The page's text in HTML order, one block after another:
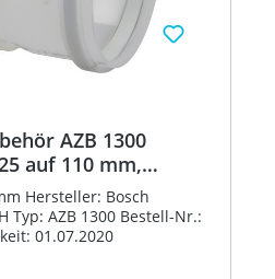
AZB 1300
auf 110 mm,
Nr.:
01.07.2020